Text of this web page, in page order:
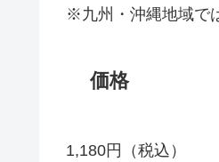
※九州・沖縄地域で
価格
1,180円（税込）